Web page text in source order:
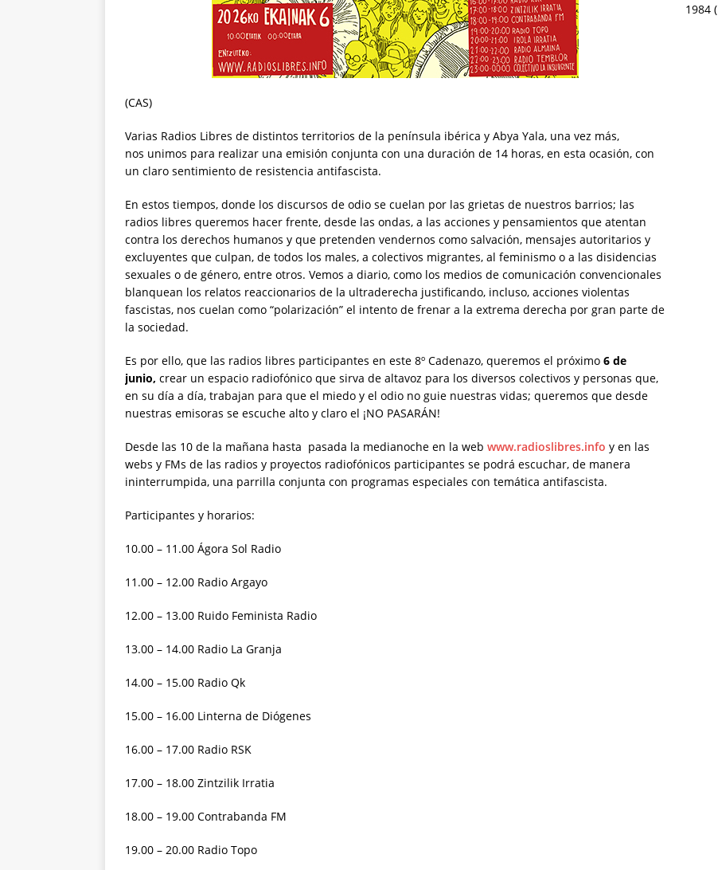
(CAS)
Varias Radios Libres de distintos territorios de la península ibérica y Abya Yala, una vez más,
nos unimos para realizar una emisión conjunta con una duración de 14 horas, en esta ocasión, con
un claro sentimiento de resistencia antifascista.
En estos tiempos, donde los discursos de odio se cuelan por las grietas de nuestros barrios; las
radios libres queremos hacer frente, desde las ondas, a las acciones y pensamientos que atentan
contra los derechos humanos y que pretenden vendernos como salvación, mensajes autoritarios y
excluyentes que culpan, de todos los males, a colectivos migrantes, al feminismo o a las disidencias
sexuales o de género, entre otros. Vemos a diario, como los medios de comunicación convencionales
blanquean los relatos reaccionarios de la ultraderecha justificando, incluso, acciones violentas
fascistas, nos cuelan como “polarización” el intento de frenar a la extrema derecha por gran parte de
la sociedad.
Es por ello, que las radios libres participantes en este 8º Cadenazo, queremos el próximo 6 de
junio, crear un espacio radiofónico que sirva de altavoz para los diversos colectivos y personas que,
en su día a día, trabajan para que el miedo y el odio no guie nuestras vidas; queremos que desde
nuestras emisoras se escuche alto y claro el ¡NO PASARÁN!
Desde las 10 de la mañana hasta pasada la medianoche en la web www.radioslibres.info y en las
webs y FMs de las radios y proyectos radiofónicos participantes se podrá escuchar, de manera
ininterrumpida, una parrilla conjunta con programas especiales con temática antifascista.
Participantes y horarios:
10.00 – 11.00 Ágora Sol Radio
11.00 – 12.00 Radio Argayo
12.00 – 13.00 Ruido Feminista Radio
13.00 – 14.00 Radio La Granja
14.00 – 15.00 Radio Qk
15.00 – 16.00 Linterna de Diógenes
16.00 – 17.00 Radio RSK
17.00 – 18.00 Zintzilik Irratia
18.00 – 19.00 Contrabanda FM
19.00 – 20.00 Radio Topo
1984